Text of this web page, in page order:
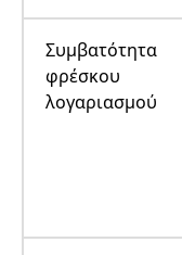
Συμβατότητα
φρέσκου
λογαριασμού